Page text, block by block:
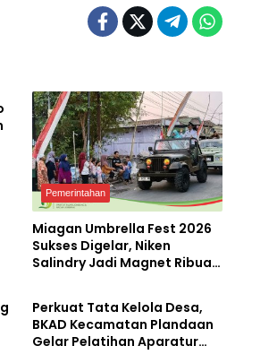
Pemerintahan
Miagan Umbrella Fest 2026
Sukses Digelar, Niken
Salindry Jadi Magnet Ribuan
Pemerintahan
Perkuat Tata Kelola Desa,
BKAD Kecamatan Plandaan
Gelar Pelatihan Aparatur